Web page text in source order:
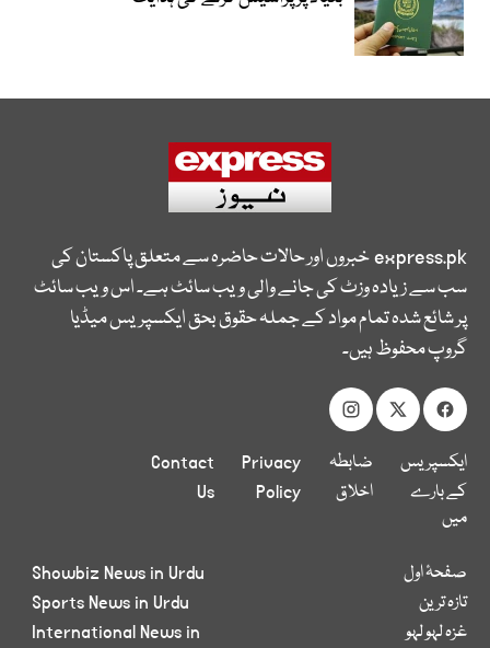
express.pkخبروں اور حالات حاضرہ سے متعلق پاکستان کی
سب سے زیادہ وزٹ کی جانے والی ویب سائٹ ہے۔ اس ویب سائٹ
پر شائع شدہ تمام مواد کے جملہ حقوق بحق ایکسپریس میڈیا
گروپ محفوظ ہیں۔
ایکسپریس
کے بارے
میں
ضابطہ
اخلاق
Privacy
Policy
Contact
Us
صفحۂ اول
تازہ ترین
غزہ لہو لہو
Showbiz News in Urdu
Sports News in Urdu
International News in